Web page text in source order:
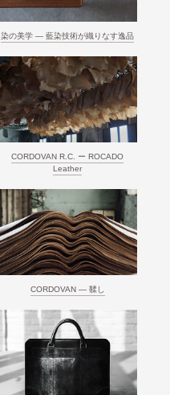
染の美学 ― 藍染技術が織りなす逸品
CORDOVAN R.C. ー ROCADO
Leather
CORDOVAN ― 鞣し